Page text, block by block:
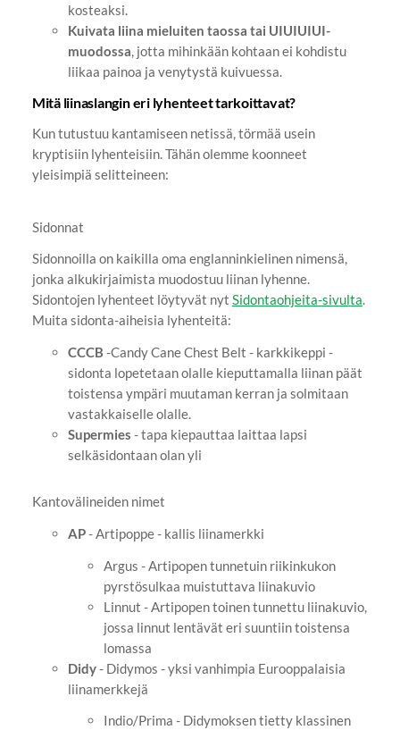
kosteaksi.
Kuivata liina mieluiten taossa tai UIUIUIUI-
muodossa, jotta mihinkään kohtaan ei kohdistu
liikaa painoa ja venytystä kuivuessa.
Mitä liinaslangin eri lyhenteet tarkoittavat?
Kun tutustuu kantamiseen netissä, törmää usein
kryptisiin lyhenteisiin. Tähän olemme koonneet
yleisimpiä selitteineen:
Sidonnat
Sidonnoilla on kaikilla oma englanninkielinen nimensä,
jonka alkukirjaimista muodostuu liinan lyhenne.
Sidontojen lyhenteet löytyvät nyt Sidontaohjeita-sivulta.
Muita sidonta-aiheisia lyhenteitä:
CCCB -Candy Cane Chest Belt - karkkikeppi -
sidonta lopetetaan olalle kieputtamalla liinan päät
toistensa ympäri muutaman kerran ja solmitaan
vastakkaiselle olalle.
Supermies - tapa kiepauttaa laittaa lapsi
selkäsidontaan olan yli
Kantovälineiden nimet
AP- Artipoppe - kallis liinamerkki
Argus - Artipopen tunnetuin riikinkukon
pyrstösulkaa muistuttava liinakuvio
Linnut - Artipopen toinen tunnettu liinakuvio,
jossa linnut lentävät eri suuntiin toistensa
lomassa
Didy- Didymos - yksi vanhimpia Eurooppalaisia
liinamerkkejä
Indio/Prima - Didymoksen tietty klassinen